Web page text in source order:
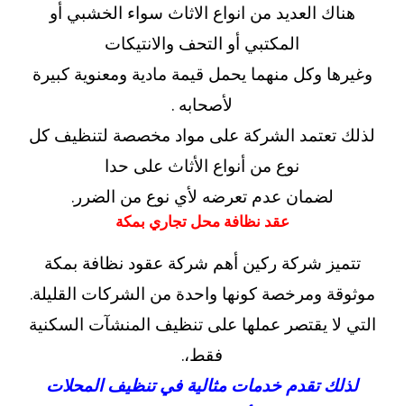
هناك العديد من انواع الاثاث سواء الخشبي أو
المكتبي أو التحف والانتيكات
وغيرها وكل منهما يحمل قيمة مادية ومعنوية كبيرة
لأصحابه .
لذلك تعتمد الشركة على مواد مخصصة لتنظيف كل
نوع من أنواع الأثاث على حدا
لضمان عدم تعرضه لأي نوع من الضرر.
عقد نظافة محل تجاري بمكة
تتميز شركة ركين أهم شركة عقود نظافة بمكة
موثوقة ومرخصة كونها واحدة من الشركات القليلة.
التي لا يقتصر عملها على تنظيف المنشآت السكنية
فقط،.
لذلك تقدم خدمات مثالية في تنظيف المحلات